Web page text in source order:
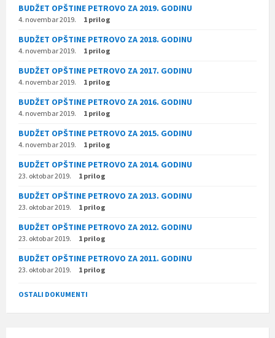
BUDŽET OPŠTINE PETROVO ZA 2019. GODINU
4. novembar 2019. 1 prilog
BUDŽET OPŠTINE PETROVO ZA 2018. GODINU
4. novembar 2019. 1 prilog
BUDŽET OPŠTINE PETROVO ZA 2017. GODINU
4. novembar 2019. 1 prilog
BUDŽET OPŠTINE PETROVO ZA 2016. GODINU
4. novembar 2019. 1 prilog
BUDŽET OPŠTINE PETROVO ZA 2015. GODINU
4. novembar 2019. 1 prilog
BUDŽET OPŠTINE PETROVO ZA 2014. GODINU
23. oktobar 2019. 1 prilog
BUDŽET OPŠTINE PETROVO ZA 2013. GODINU
23. oktobar 2019. 1 prilog
BUDŽET OPŠTINE PETROVO ZA 2012. GODINU
23. oktobar 2019. 1 prilog
BUDŽET OPŠTINE PETROVO ZA 2011. GODINU
23. oktobar 2019. 1 prilog
OSTALI DOKUMENTI